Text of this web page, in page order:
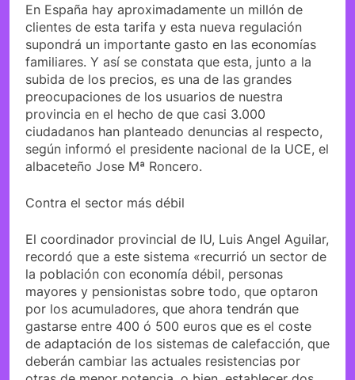
En España hay aproximadamente un millón de
clientes de esta tarifa y esta nueva regulación
supondrá un importante gasto en las economías
familiares. Y así se constata que esta, junto a la
subida de los precios, es una de las grandes
preocupaciones de los usuarios de nuestra
provincia en el hecho de que casi 3.000
ciudadanos han planteado denuncias al respecto,
según informó el presidente nacional de la UCE, el
albaceteño Jose Mª Roncero.
Contra el sector más débil
El coordinador provincial de IU, Luis Angel Aguilar,
recordó que a este sistema «recurrió un sector de
la población con economía débil, personas
mayores y pensionistas sobre todo, que optaron
por los acumuladores, que ahora tendrán que
gastarse entre 400 ó 500 euros que es el coste
de adaptación de los sistemas de calefacción, que
deberán cambiar las actuales resistencias por